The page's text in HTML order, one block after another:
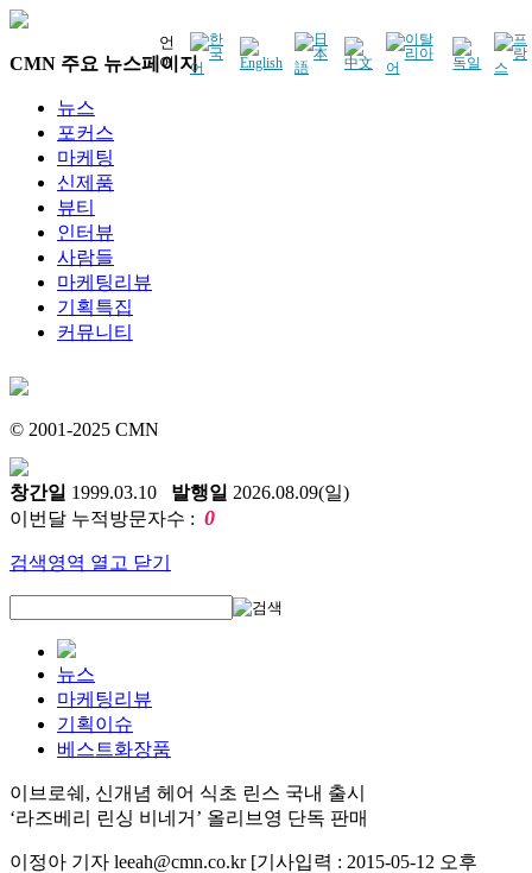
언
어
CMN 주요 뉴스페이지
뉴스
포커스
마케팅
신제품
뷰티
인터뷰
사람들
마케팅리뷰
기획특집
커뮤니티
© 2001-2025 CMN
창간일 1999.03.10 발행일 2026.08.09(일)
이번달 누적방문자수 : 0
검색영역 열고 닫기
뉴스
마케팅리뷰
기획이슈
베스트화장품
이브로쉐, 신개념 헤어 식초 린스 국내 출시
‘라즈베리 린싱 비네거’ 올리브영 단독 판매
이정아 기자 leeah@cmn.co.kr [기사입력 : 2015-05-12 오후